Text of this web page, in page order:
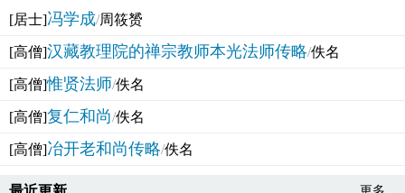
[居士]冯学成/周筱赟
[高僧]汉藏教理院的禅宗教师本光法师传略/佚名
[高僧]惟贤法师/佚名
[高僧]复仁和尚/佚名
[高僧]冶开老和尚传略/佚名